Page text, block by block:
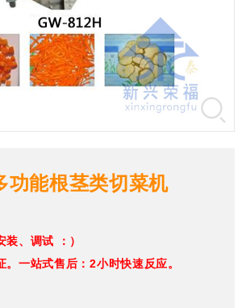
功能根茎类切菜机
、调试 ：）
。一站式售后：2小时快速反应。